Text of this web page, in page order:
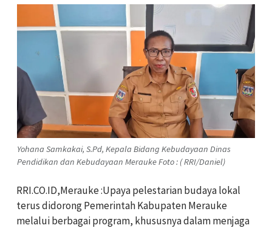
Yohana Samkakai, S.Pd, Kepala Bidang Kebudayaan Dinas
Pendidikan dan Kebudayaan Merauke Foto : ( RRI/Daniel)
RRI.CO.ID,Merauke :Upaya pelestarian budaya lokal
terus didorong Pemerintah Kabupaten Merauke
melalui berbagai program, khususnya dalam menjaga